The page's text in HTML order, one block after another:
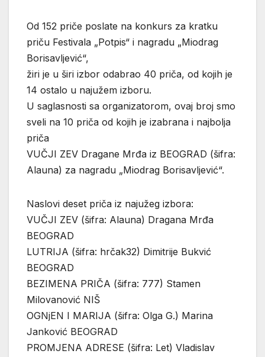
Od 152 priče poslate na konkurs za kratku
priču Festivala „Potpis“ i nagradu „Miodrag
Borisavljević“,
žiri je u širi izbor odabrao 40 priča, od kojih je
14 ostalo u najužem izboru.
U saglasnosti sa organizatorom, ovaj broj smo
sveli na 10 priča od kojih je izabrana i najbolja
priča
VUČJI ZEV Dragane Mrđa iz BEOGRAD (šifra:
Alauna) za nagradu „Miodrag Borisavljević“.
Naslovi deset priča iz najužeg izbora:
VUČJI ZEV (šifra: Alauna) Dragana Mrđa
BEOGRAD
LUTRIJA (šifra: hrčak32) Dimitrije Bukvić
BEOGRAD
BEZIMENA PRIČA (šifra: 777) Stamen
Milovanović NIŠ
OGNjEN I MARIJA (šifra: Olga G.) Marina
Janković BEOGRAD
PROMJENA ADRESE (šifra: Let) Vladislav